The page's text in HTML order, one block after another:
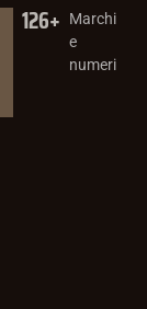
Marchi
e
numeri
126+